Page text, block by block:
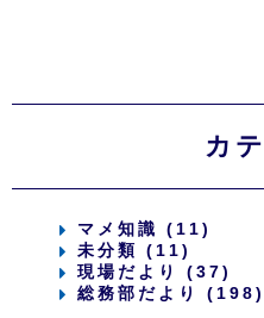
カ
マメ知識 (11)
未分類 (11)
現場だより (37)
総務部だより (198)